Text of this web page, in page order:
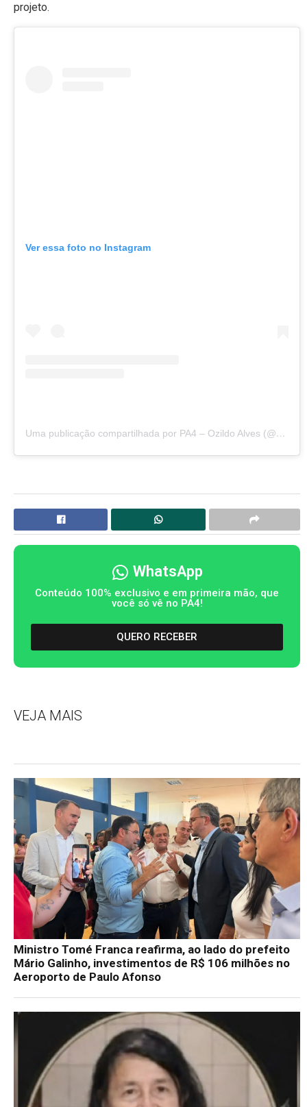
projeto.
Ver essa foto no Instagram
Uma publicação compartilhada por PA4 – Ozildo Alves (@sitepa4)
WhatsApp
Conteúdo 100% exclusivo e em primeira mão, que
você só vê no PA4!
QUERO RECEBER
VEJA MAIS
Ministro Tomé Franca reafirma, ao lado do prefeito
Mário Galinho, investimentos de R$ 106 milhões no
Aeroporto de Paulo Afonso